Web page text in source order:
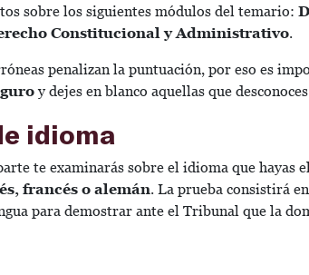
sobre los siguientes módulos del temario:
Constitucional y Administrativo.
penalizan la puntuación, por eso es
y dejes en blanco aquellas que
idioma
te examinarás sobre el idioma que hayas
francés o alemán. La prueba consistirá
para demostrar ante el Tribunal que la